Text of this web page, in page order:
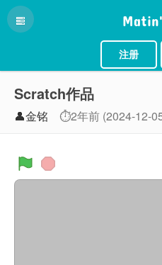
注册
Scratch作品
👤金铭 ⏱2年前 (2024-12-